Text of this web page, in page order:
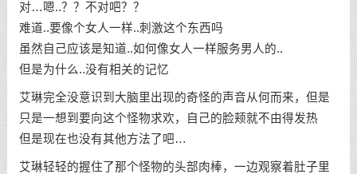
对…嗯..？？不对吧？？
难道..要像个女人一样..刺激这个东西吗
虽然自己应该是知道..如何像女人一样服务男人的..
但是为什么..没有相关的记忆
艾琳完全没意识到大脑里出现的奇怪的声音从何而来，但是
只是一想到要向这个怪物求欢，自己的脸颊就不由得发热
但是现在也没有其他方法了吧…
艾琳轻轻的握住了那个怪物的头部肉棒，一边观察着肚子里